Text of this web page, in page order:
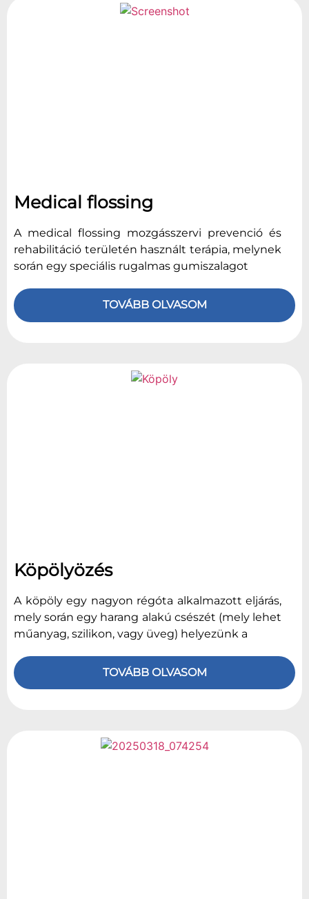
Medical flossing
A medical flossing mozgásszervi prevenció és
rehabilitáció területén használt terápia, melynek
során egy speciális rugalmas gumiszalagot
TOVÁBB OLVASOM
Köpölyözés
A köpöly egy nagyon régóta alkalmazott eljárás,
mely során egy harang alakú csészét (mely lehet
műanyag, szilikon, vagy üveg) helyezünk a
TOVÁBB OLVASOM